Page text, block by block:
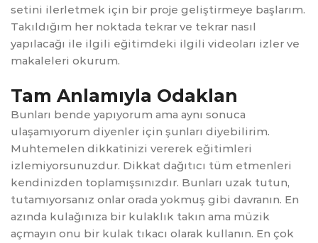
setini ilerletmek için bir proje geliştirmeye başlarım.
Takıldığım her noktada tekrar ve tekrar nasıl
yapılacağı ile ilgili eğitimdeki ilgili videoları izler ve
makaleleri okurum.
Tam Anlamıyla Odaklan
Bunları bende yapıyorum ama aynı sonuca
ulaşamıyorum diyenler için şunları diyebilirim.
Muhtemelen dikkatinizi vererek eğitimleri
izlemiyorsunuzdur. Dikkat dağıtıcı tüm etmenleri
kendinizden toplamışsınızdır. Bunları uzak tutun,
tutamıyorsanız onlar orada yokmuş gibi davranın. En
azında kulağınıza bir kulaklık takın ama müzik
açmayın onu bir kulak tıkacı olarak kullanın. En çok